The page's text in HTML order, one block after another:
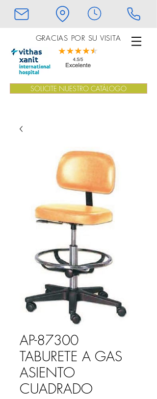
GRACIAS POR SU VISITA
SOLICITE NUESTRO CATÁLOGO
AP-87300
TABURETE A GAS
ASIENTO
CUADRADO